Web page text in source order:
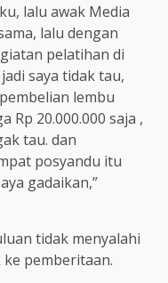
lalu awak Media
lalu dengan
pelatihan di
saya tidak tau,
lembu
Rp 20.000.000 saja ,
tau. dan
posyandu itu
gadaikan,”
tidak menyalahi
pemberitaan.